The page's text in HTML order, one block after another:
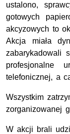
ustalono,
gotowych
akcyzowych to
Akcja miała
zabarykadowali
profesjonalne
telefonicznej, a
Wszystkim
zorganizowanej
W akcji brali